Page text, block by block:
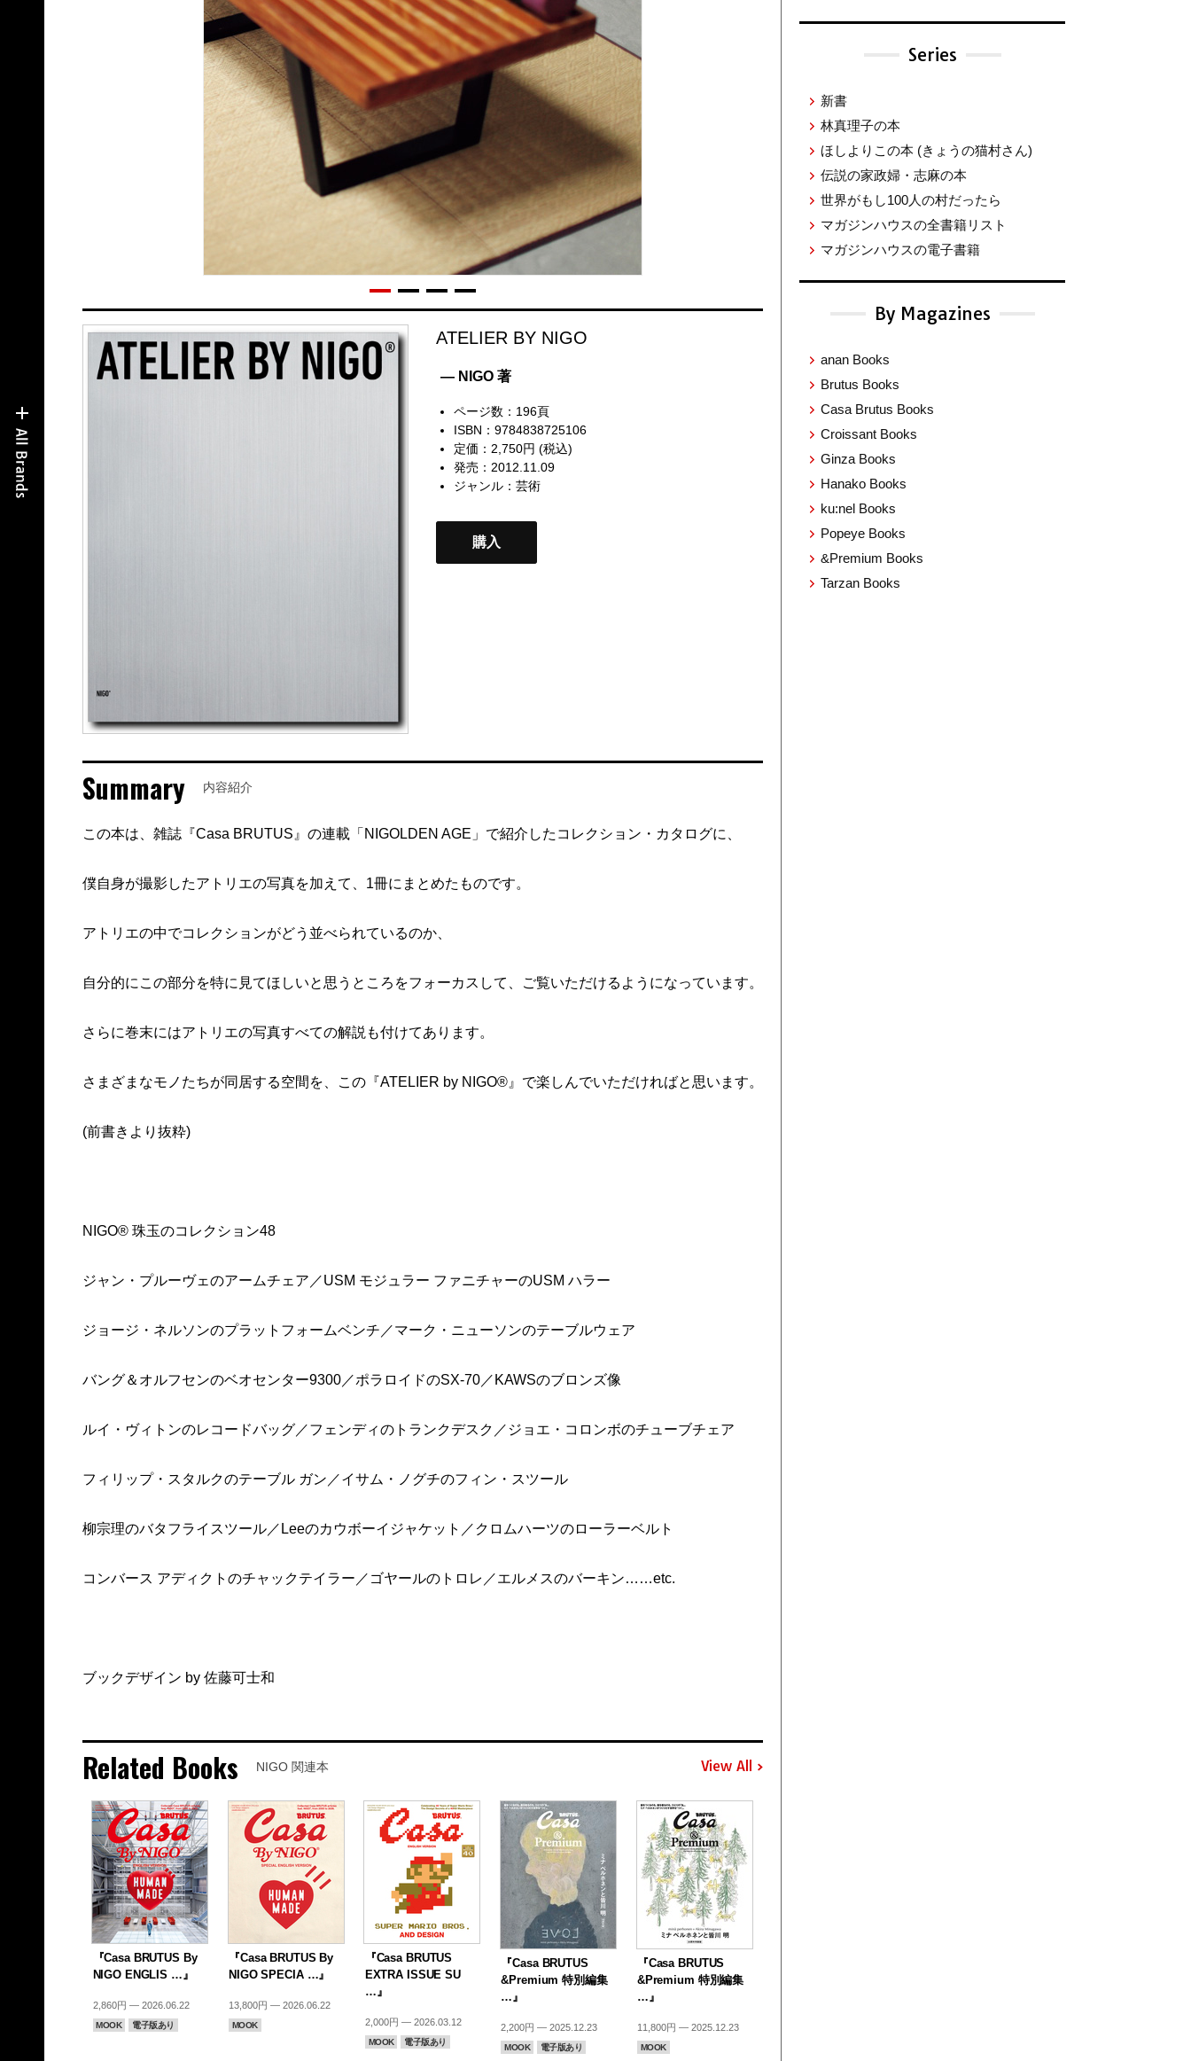
ATELIER BY NIGO
— NIGO 著
ページ数：196頁
ISBN：9784838725106
定価：2,750円 (税込)
発売：2012.11.09
ジャンル： 芸術
購入
Summary 内容紹介
この本は、雑誌『Casa BRUTUS』の連載「NIGOLDEN AGE」で紹介したコレクション・カタログに、
僕自身が撮影したアトリエの写真を加えて、1冊にまとめたものです。
アトリエの中でコレクションがどう並べられているのか、
自分的にこの部分を特に見てほしいと思うところをフォーカスして、ご覧いただけるようになっています。
さらに巻末にはアトリエの写真すべての解説も付けてあります。
さまざまなモノたちが同居する空間を、この『ATELIER by NIGO®』で楽しんでいただければと思います。
(前書きより抜粋)
NIGO® 珠玉のコレクション48
ジャン・プルーヴェのアームチェア／USM モジュラー ファニチャーのUSM ハラー
ジョージ・ネルソンのプラットフォームベンチ／マーク・ニューソンのテーブルウェア
バング＆オルフセンのベオセンター9300／ポラロイドのSX-70／KAWSのブロンズ像
ルイ・ヴィトンのレコードバッグ／フェンディのトランクデスク／ジョエ・コロンボのチューブチェア
フィリップ・スタルクのテーブル ガン／イサム・ノグチのフィン・スツール
柳宗理のバタフライスツール／Leeのカウボーイジャケット／クロムハーツのローラーベルト
コンバース アディクトのチャックテイラー／ゴヤールのトロレ／エルメスのバーキン……etc.
ブックデザイン by 佐藤可士和
Related Books NIGO 関連本 View All
『Casa BRUTUS By
NIGO ENGLIS …』
2,860円 — 2026.06.22
MOOK 電子版あり
『Casa BRUTUS By
NIGO SPECIA …』
13,800円 — 2026.06.22
MOOK
『Casa BRUTUS
EXTRA ISSUE SU
…』
2,000円 — 2026.03.12
MOOK 電子版あり
『Casa BRUTUS
&Premium 特別編集
…』
2,200円 — 2025.12.23
MOOK 電子版あり
『Casa BRUTUS
&Premium 特別編集
…』
11,800円 — 2025.12.23
MOOK
Series
新書
林真理子の本
ほしよりこの本 (きょうの猫村さん)
伝説の家政婦・志麻の本
世界がもし100人の村だったら
マガジンハウスの全書籍リスト
マガジンハウスの電子書籍
By Magazines
anan Books
Brutus Books
Casa Brutus Books
Croissant Books
Ginza Books
Hanako Books
ku:nel Books
Popeye Books
&Premium Books
Tarzan Books